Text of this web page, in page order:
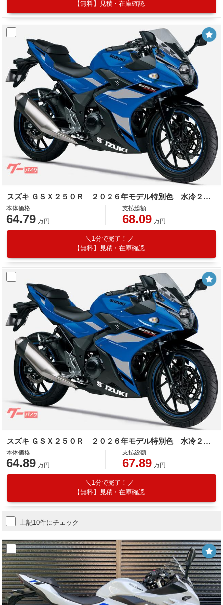
【無料】見積・在庫確認
スズキ ＧＳＸ２５０Ｒ ２０２６年モデル特別色 水冷２気筒エンジン
本体価格
64.79 万円
支払総額
68.09 万円
1分で完了！
【無料】見積・在庫確認
スズキ ＧＳＸ２５０Ｒ ２０２６年モデル特別色 水冷２気筒エンジン
本体価格
64.89 万円
支払総額
67.89 万円
1分で完了！
【無料】見積・在庫確認
上記10件にチェック